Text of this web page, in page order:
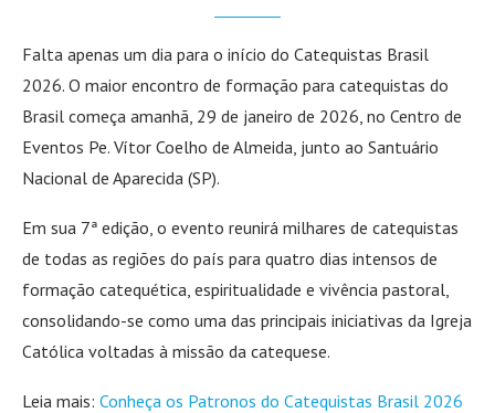
Falta apenas um dia para o início do Catequistas Brasil
2026. O maior encontro de formação para catequistas do
Brasil começa amanhã, 29 de janeiro de 2026, no Centro de
Eventos Pe. Vítor Coelho de Almeida, junto ao Santuário
Nacional de Aparecida (SP).
Em sua 7ª edição, o evento reunirá milhares de catequistas
de todas as regiões do país para quatro dias intensos de
formação catequética, espiritualidade e vivência pastoral,
consolidando-se como uma das principais iniciativas da Igreja
Católica voltadas à missão da catequese.
Leia mais: Conheça os Patronos do Catequistas Brasil 2026